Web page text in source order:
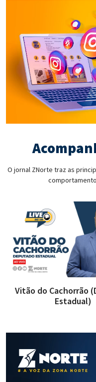
O jornal ZNorte traz as
Vitão do Cachorrão
Estadual)